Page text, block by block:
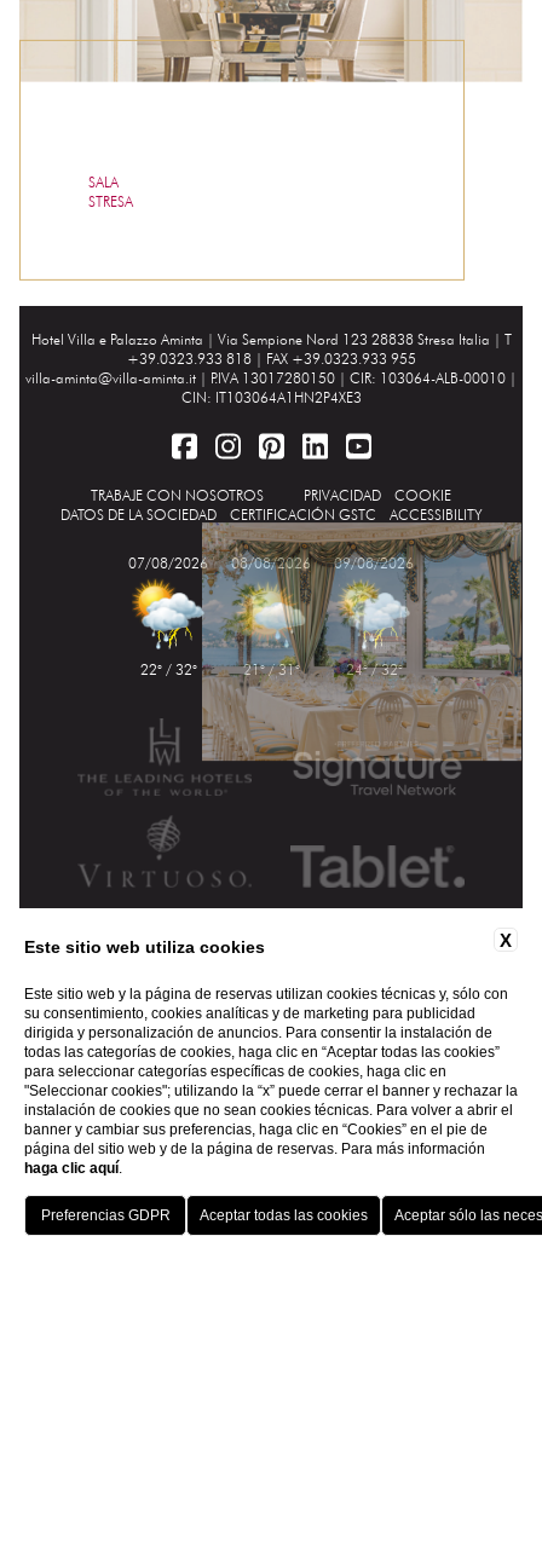
SALA
STRESA
Hotel Villa e Palazzo Aminta | Via Sempione Nord 123 28838 Stresa Italia | T
+39.0323.933 818 | FAX +39.0323.933 955
villa-aminta@villa-aminta.it | P.IVA 13017280150 | CIR: 103064-ALB-00010 |
CIN: IT103064A1HN2P4XE3
TRABAJE CON NOSOTROS PRIVACIDAD
COOKIE
DATOS DE LA SOCIEDAD
CERTIFICACIÓN GSTC ACCESSIBILITY
07/08/2026
22° / 32°
08/08/2026
21° / 31°
09/08/2026
24° / 32°
X
Este sitio web utiliza cookies
Este sitio web y la página de reservas utilizan cookies técnicas y, sólo con
su consentimiento, cookies analíticas y de marketing para publicidad
dirigida y personalización de anuncios. Para consentir la instalación de
todas las categorías de cookies, haga clic en “Aceptar todas las cookies”
para seleccionar categorías específicas de cookies, haga clic en
"Seleccionar cookies"; utilizando la “x” puede cerrar el banner y rechazar la
instalación de cookies que no sean cookies técnicas. Para volver a abrir el
banner y cambiar sus preferencias, haga clic en “Cookies” en el pie de
página del sitio web y de la página de reservas. Para más información
haga clic aquí.